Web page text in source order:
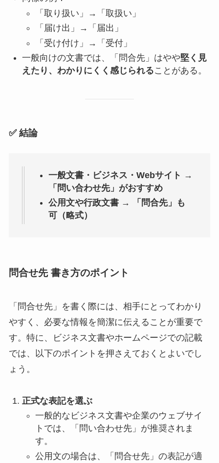
「取り扱い」→「取扱い」
「届け出」→「届出」
「受け付け」→「受付」
一般向けの文書では、「問合先」はやや堅く見
えたり、わかりにくく感じられることがある。
✅ 結論
一般文書・ビジネス・Webサイト →
「問い合わせ先」がおすすめ
公用文や行政文書 → 「問合先」も
可（略式）
問合せ先 書き方のポイント
「問合せ先」を書く際には、相手にとってわかり
やすく、必要な情報を簡潔に伝えることが重要で
す。特に、ビジネス文書やホームページでの記載
では、以下のポイントを押さえておくとよいでし
ょう。
正式な表記を選ぶ
一般的なビジネス文書や企業のウェブサイ
トでは、「問い合わせ先」が推奨されま
す。
公用文の場合は、「問合せ先」の表記が適